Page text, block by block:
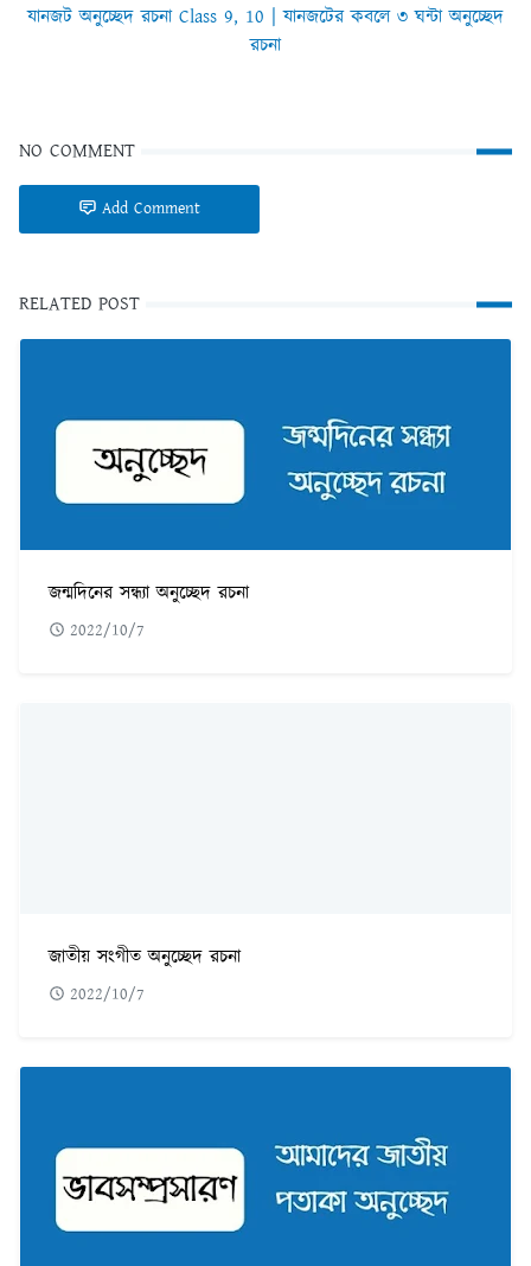
যানজট অনুচ্ছেদ রচনা Class 9, 10 | যানজটের কবলে ৩ ঘন্টা অনুচ্ছেদ
রচনা
NO COMMENT
Add Comment
RELATED POST
জন্মদিনের সন্ধ্যা অনুচ্ছেদ রচনা
2022/10/7
জাতীয় সংগীত অনুচ্ছেদ রচনা
2022/10/7